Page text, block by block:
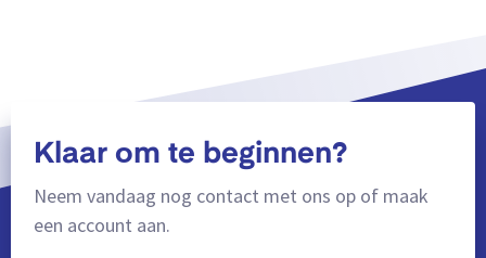
Klaar om te beginnen?
Neem vandaag nog contact met ons op of maak
een account aan.